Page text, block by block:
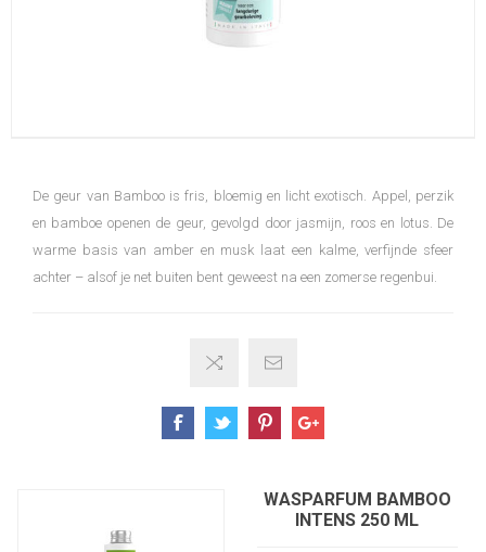
De geur van Bamboo is fris, bloemig en licht exotisch. Appel, perzik
en bamboe openen de geur, gevolgd door jasmijn, roos en lotus. De
warme basis van amber en musk laat een kalme, verfijnde sfeer
achter – alsof je net buiten bent geweest na een zomerse regenbui.
WASPARFUM BAMBOO
INTENS 250 ML